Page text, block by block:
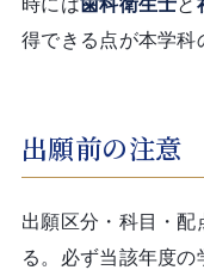
時には歯科衛生士と
得できる点が本学科
出願前の注意
出願区分・科目・
る。必ず当該年度